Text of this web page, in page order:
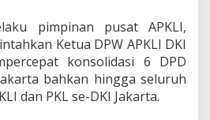
pimpinan pusat APKLI,
Ketua DPW APKLI DKI
konsolidasi 6 DPD
bahkan hingga seluruh
dan PKL se-DKI Jakarta.